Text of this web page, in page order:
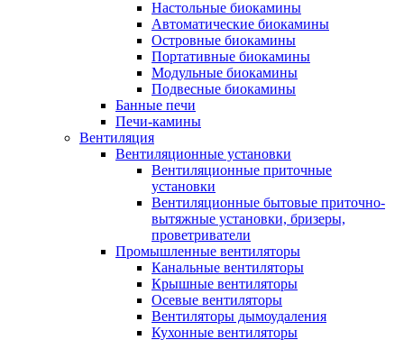
Настольные биокамины
Автоматические биокамины
Островные биокамины
Портативные биокамины
Модульные биокамины
Подвесные биокамины
Банные печи
Печи-камины
Вентиляция
Вентиляционные установки
Вентиляционные приточные
установки
Вентиляционные бытовые приточно-
вытяжные установки, бризеры,
проветриватели
Промышленные вентиляторы
Канальные вентиляторы
Крышные вентиляторы
Осевые вентиляторы
Вентиляторы дымоудаления
Кухонные вентиляторы